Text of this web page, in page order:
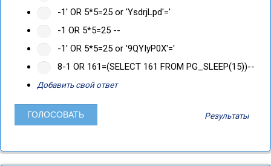
-1' OR 5*5=25 or 'YsdrjLpd'='
-1 OR 5*5=25 --
-1' OR 5*5=25 or '9QYIyP0X'='
8-1 OR 161=(SELECT 161 FROM PG_SLEEP(15))--
Добавить свой ответ
Результаты